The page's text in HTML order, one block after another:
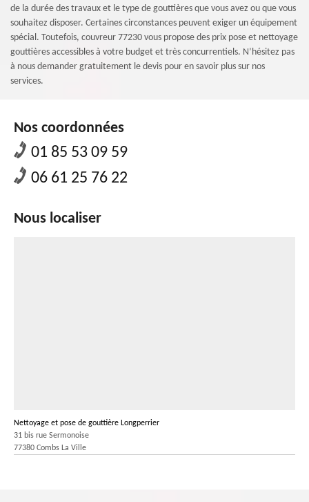
de la durée des travaux et le type de gouttières que vous avez ou que vous
souhaitez disposer. Certaines circonstances peuvent exiger un équipement
spécial. Toutefois, couvreur 77230 vous propose des prix pose et nettoyage
gouttières accessibles à votre budget et très concurrentiels. N’hésitez pas
à nous demander gratuitement le devis pour en savoir plus sur nos
services.
Nos coordonnées
01 85 53 09 59
06 61 25 76 22
Nous localiser
Nettoyage et pose de gouttière Longperrier
31 bis rue Sermonoise
77380 Combs La Ville